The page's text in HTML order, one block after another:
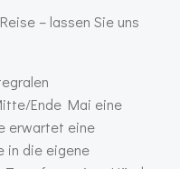
– lassen Sie uns
Ende Mai eine
erwartet eine
in die eigene